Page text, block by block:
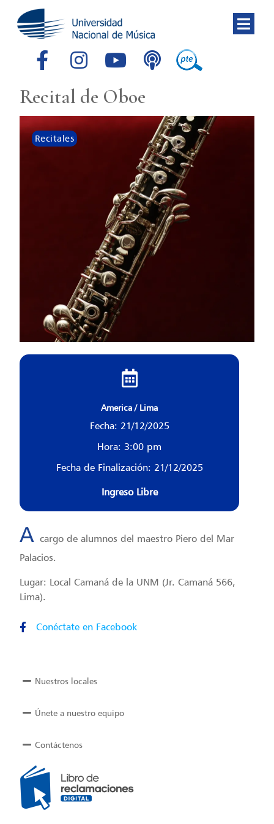
Recital de Oboe
Recitales
America / Lima
Fecha: 21/12/2025
Hora: 3:00 pm
Fecha de Finalización: 21/12/2025
Ingreso Libre
A cargo de alumnos del maestro Piero del Mar
Palacios.
Lugar: Local Camaná de la UNM (Jr. Camaná 566,
Lima).
Conéctate en Facebook
Nuestros locales
Únete a nuestro equipo
Contáctenos